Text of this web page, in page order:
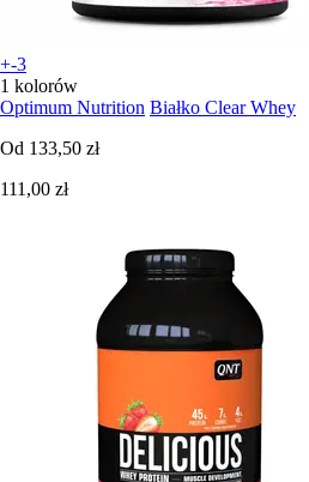
+-3
1 kolorów
Optimum Nutrition Białko Clear Whey
Od 133,50 zł
111,00 zł